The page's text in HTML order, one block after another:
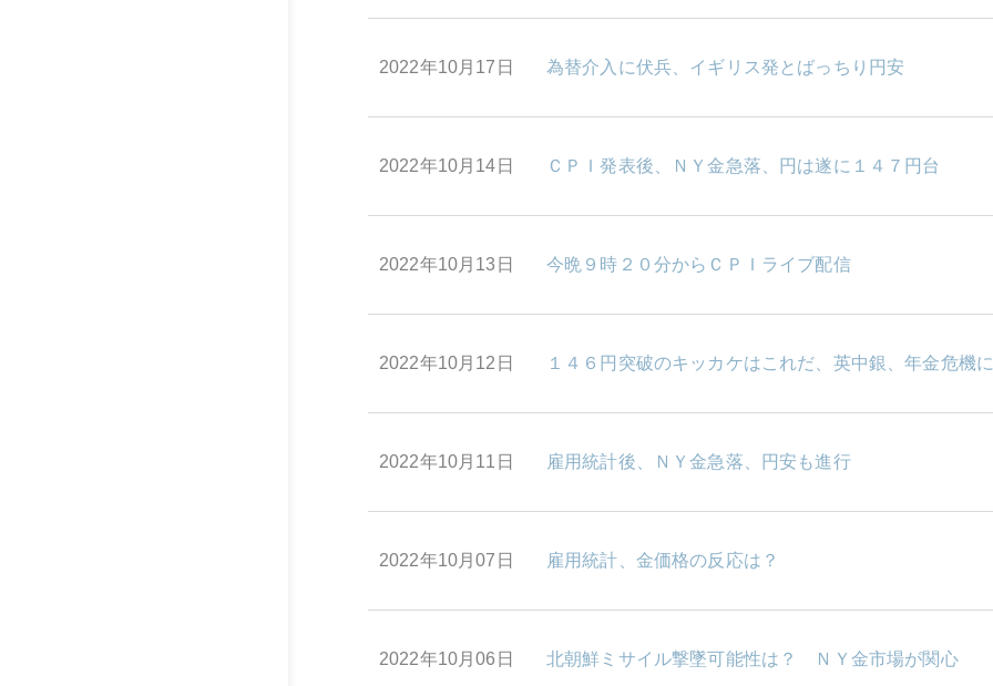
2022年10月17日 為替介入に伏兵、イギリス発とばっちり円安
2022年10月14日 ＣＰＩ発表後、ＮＹ金急落、円は遂に１４７円台
2022年10月13日 今晩９時２０分からＣＰＩライブ配信
2022年10月12日 １４６円突破のキッカケはこれだ、英中銀、年金危機
2022年10月11日 雇用統計後、ＮＹ金急落、円安も進行
2022年10月07日 雇用統計、金価格の反応は？
2022年10月06日 北朝鮮ミサイル撃墜可能性は？ ＮＹ金市場が関心